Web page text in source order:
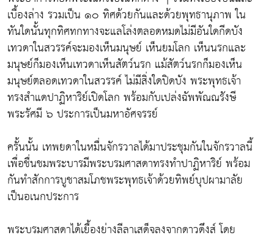
เบื้องล่าง รวมเป็น ๑๐ ทิศด้วยกันและด้วยพุทธานุภาพ ใน
ทันใดนั้นทุกทิศทกทางจะแลโล่งตลอดหมดไม่มีอันใดกีดบัง
เทวดาในสวรรค์จะมองเห็นมนุษย์ เห็นยมโลก เห็นนรกและ
มนุษย์ก็มองเห็นเทวดาเห็นสัตว์นรก แม้สัตว์นรกก็มองเห็น
มนุษย์ตลอดเทวดาในสวรรค์ ไม่มีสิ่งใดปิดบัง พระพุทธเจ้า
ทรงสำแดปาฏิหาริย์เปิดโลก พร้อมกับเปล่งฉัพพัณณรังษี
พระรัศมี ๖ ประการเป็นมหาอัศจรรย์
ครั้นนั้น เทพยดาในหมื่นจักรวาลได้มาประชุมกันในจักรวาลนี้
เพื่อชื่นชมพระบารมีพระบรมศาสดาทรงทำปาฏิหาริย์ พร้อม
กันทำสักการบูชาสมโภชพระพุทธเจ้าด้วยทิพย์บุปผามาลัย
เป็นอเนกประการ
พระบรมศาสดาได้เยื้องย่างลีลาเสด็จลงจากดาวดึงส์ โดย